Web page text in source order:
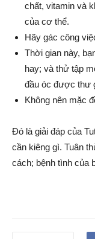
chất, vitamin và
của cơ thể.
Hãy gác công
Thời gian này,
hay; và thử tập
đầu óc được thư
Không nên mặc
Đó là giải đáp của
cần kiêng gì. Tuân
cách; bệnh tình của